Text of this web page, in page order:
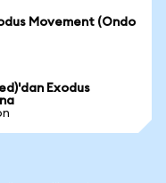
Movement (Ondo
Exodus